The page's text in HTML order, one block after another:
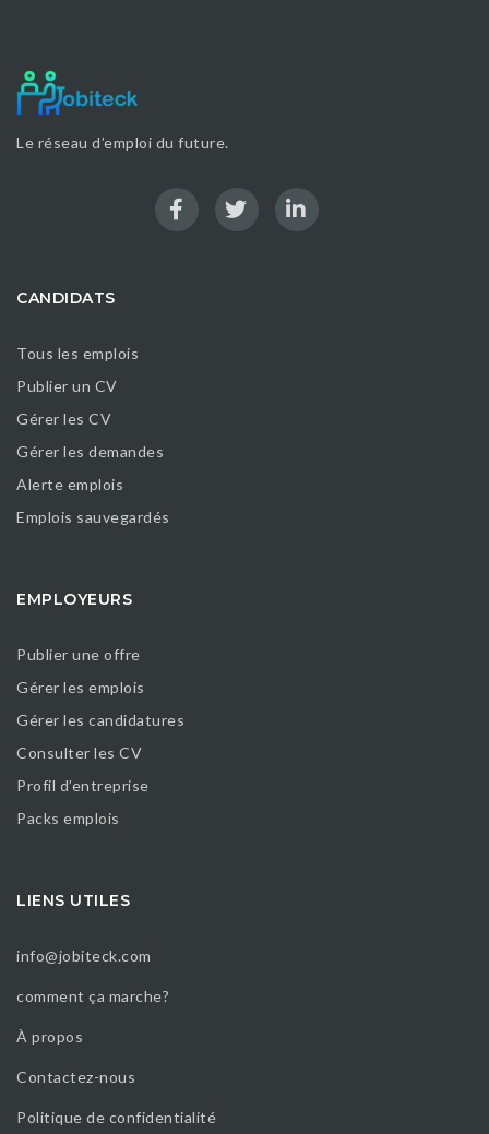
Le réseau d’emploi du future.
CANDIDATS
Tous les emplois
Publier un CV
Gérer les CV
Gérer les demandes
Alerte emplois
Emplois sauvegardés
EMPLOYEURS
Publier une offre
Gérer les emplois
Gérer les candidatures
Consulter les CV
Profil d’entreprise
Packs emplois
LIENS UTILES
info@jobiteck.com
comment ça marche?
À propos
Contactez-nous
Politique de confidentialité